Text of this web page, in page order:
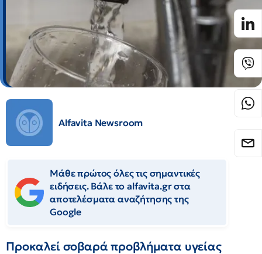
Alfavita Newsroom
Μάθε πρώτος όλες τις σημαντικές
ειδήσεις. Βάλε το alfavita.gr στα
αποτελέσματα αναζήτησης της
Google
Προκαλεί σοβαρά προβλήματα υγείας